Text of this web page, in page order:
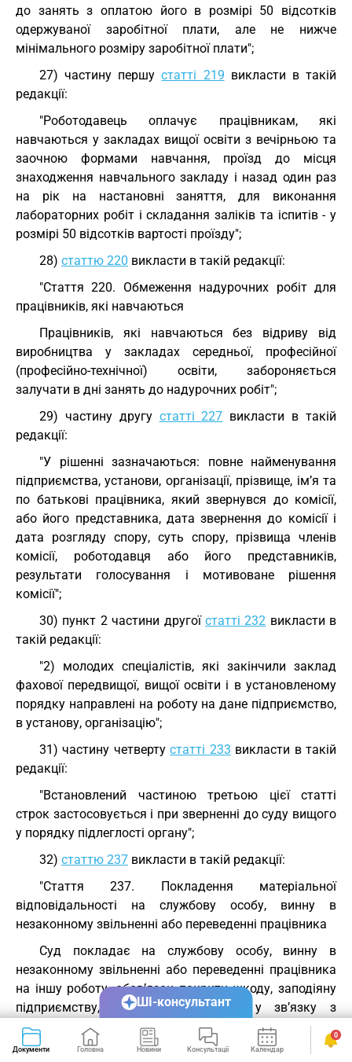
до занять з оплатою його в розмірі 50 відсотків
одержуваної заробітної плати, але не нижче
мінімального розміру заробітної плати";
27) частину першустатті 219 викласти в такій
редакції:
"Роботодавець оплачує працівникам, які
навчаються у закладах вищої освіти з вечірньою та
заочною формами навчання, проїзд до місця
знаходження навчального закладу і назад один раз
на рік на настановні заняття, для виконання
лабораторних робіт і складання заліків та іспитів - у
розмірі 50 відсотків вартості проїзду";
28) статтю 220 викласти в такій редакції:
"Стаття 220. Обмеження надурочних робіт для
працівників, які навчаються
Працівників, які навчаються без відриву від
виробництва у закладах середньої, професійної
(професійно-технічної) освіти, забороняється
залучати в дні занять до надурочних робіт";
29) частину другу статті 227 викласти в такій
редакції:
"У рішенні зазначаються: повне найменування
підприємства, установи, організації, прізвище, ім’я та
по батькові працівника, який звернувся до комісії,
або його представника, дата звернення до комісії і
дата розгляду спору, суть спору, прізвища членів
комісії, роботодавця або його представників,
результати голосування і мотивоване рішення
комісії";
30) пункт 2 частини другої статті 232 викласти в
такій редакції:
"2) молодих спеціалістів, які закінчили заклад
фахової передвищої, вищої освіти і в установленому
порядку направлені на роботу на дане підприємство,
в установу, організацію";
31) частину четвертустатті 233 викласти в такій
редакції:
"Встановлений частиною третьою цієї статті
строк застосовується і при зверненні до суду вищого
у порядку підлеглості органу";
32) статтю 237 викласти в такій редакції:
"Стаття 237. Покладення матеріальної
відповідальності на службову особу, винну в
незаконному звільненні або переведенні працівника
Суд покладає на службову особу, винну в
незаконному звільненні або переведенні працівника
на іншу роботу, обов’язок покрити шкоду, заподіяну
підприємству, установі, організації у зв’язку з
оплатою працівникові часу вимушеного прогулу або
часу виконання нижчеоплачуваної роботи. Такий
Документи Головна Новини Консультації Календар Сервіси
0
ШІ-консультант